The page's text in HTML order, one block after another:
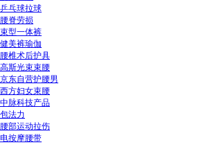
乒乓球拉球
腰脊劳损
束型一体裤
健美裤瑜伽
腰椎术后护具
高斯光束束腰
京东自营护腰男
西方妇女束腰
中脉科技产品
包法力
腰部运动拉伤
电按摩腰带